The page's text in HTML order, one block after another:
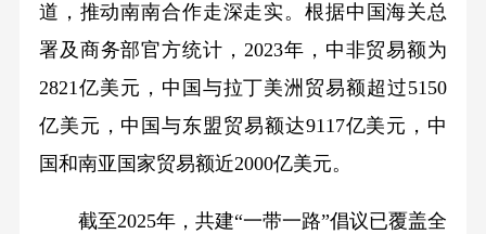
道，推动南南合作走深走实。根据中国海关总
署及商务部官方统计，2023年，中非贸易额为
2821亿美元，中国与拉丁美洲贸易额超过5150
亿美元，中国与东盟贸易额达9117亿美元，中
国和南亚国家贸易额近2000亿美元。
截至2025年，共建“一带一路”倡议已覆盖全